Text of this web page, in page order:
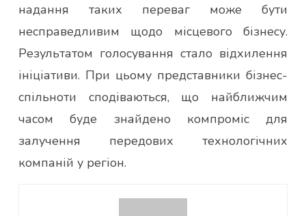
надання таких переваг може бути
несправедливим щодо місцевого бізнесу.
Результатом голосування стало відхилення
ініціативи. При цьому представники бізнес-
спільноти сподіваються, що найближчим
часом буде знайдено компроміс для
залучення передових технологічних
компаній у регіон.